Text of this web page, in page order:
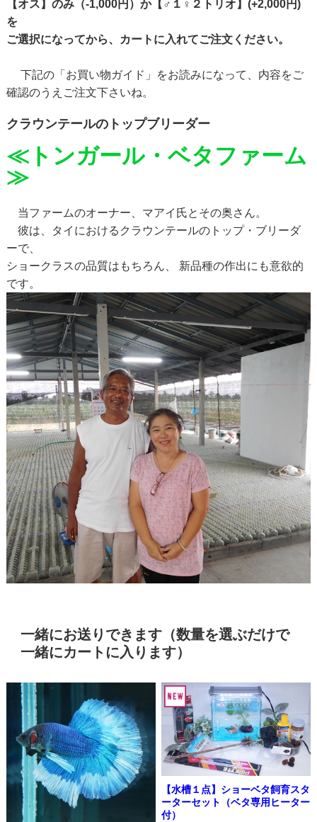
【オス】のみ（-1,000円）か【♂１♀２トリオ】(+2,000円)
を
ご選択になってから、カートに入れてご注文ください。
下記の「お買い物ガイド」をお読みになって、内容をご
確認のうえご注文下さいね。
クラウンテールのトップブリーダー
≪トンガール・ベタファーム
≫
当ファームのオーナー、マアイ氏とその奥さん。
彼は、タイにおけるクラウンテールのトップ・ブリーダ
ーで、
ショークラスの品質はもちろん、 新品種の作出にも意欲的
です。
一緒にお送りできます（数量を選ぶだけで
一緒にカートに入ります）
【水槽１点】ショーベタ飼育スタ
ーターセット（ベタ専用ヒーター
付）